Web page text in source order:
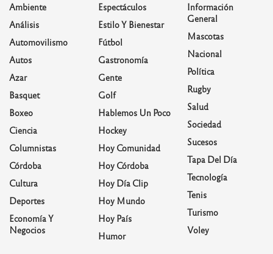
Ambiente
Análisis
Automovilismo
Autos
Azar
Basquet
Boxeo
Ciencia
Columnistas
Córdoba
Cultura
Deportes
Economía Y
Negocios
Espectáculos
Estilo Y Bienestar
Fútbol
Gastronomía
Gente
Golf
Hablemos Un Poco
Hockey
Hoy Comunidad
Hoy Córdoba
Hoy Día Clip
Hoy Mundo
Hoy País
Humor
Información
General
Mascotas
Nacional
Política
Rugby
Salud
Sociedad
Sucesos
Tapa Del Día
Tecnología
Tenis
Turismo
Voley